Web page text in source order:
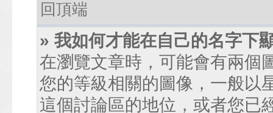
回頂端
» 我如何才能在自己的名字下
在瀏覽文章時，可能會有兩個
您的等級相關的圖像，一般以
這個討論區的地位，或者您已